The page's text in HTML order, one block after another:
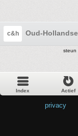
c&h Oud-
steun
Index Actief
privacy